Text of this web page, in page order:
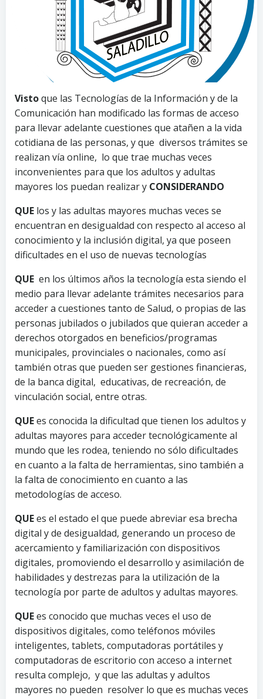
Vistoque las Tecnologías de la Información y de la
Comunicación han modificado las formas de acceso
para llevar adelante cuestiones que atañen a la vida
cotidiana de las personas, y que diversos trámites se
realizan vía online, lo que trae muchas veces
inconvenientes para que los adultos y adultas
mayores los puedan realizar y CONSIDERANDO
QUE los y las adultas mayores muchas veces se
encuentran en desigualdad con respecto al acceso al
conocimiento y la inclusión digital, ya que poseen
dificultades en el uso de nuevas tecnologías
QUE en los últimos años la tecnología esta siendo el
medio para llevar adelante trámites necesarios para
acceder a cuestiones tanto de Salud, o propias de las
personas jubilados o jubilados que quieran acceder a
derechos otorgados en beneficios/programas
municipales, provinciales o nacionales, como así
también otras que pueden ser gestiones financieras,
de la banca digital, educativas, de recreación, de
vinculación social, entre otras.
QUEes conocida la dificultad que tienen los adultos y
adultas mayores para acceder tecnológicamente al
mundo que les rodea, teniendo no sólo dificultades
en cuanto a la falta de herramientas, sino también a
la falta de conocimiento en cuanto a las
metodologías de acceso.
QUEes el estado el que puede abreviar esa brecha
digital y de desigualdad, generando un proceso de
acercamiento y familiarización con dispositivos
digitales, promoviendo el desarrollo y asimilación de
habilidades y destrezas para la utilización de la
tecnología por parte de adultos y adultas mayores.
QUEes conocido que muchas veces el uso de
dispositivos digitales, como teléfonos móviles
inteligentes, tablets, computadoras portátiles y
computadoras de escritorio con acceso a internet
resulta complejo, y que las adultas y adultos
mayores no pueden resolver lo que es muchas veces